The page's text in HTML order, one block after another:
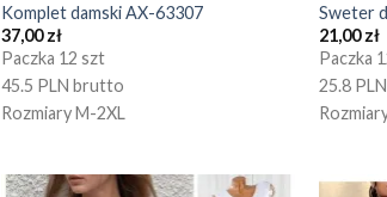
Komplet damski AX-63307
37,00zł
Paczka 12 szt
45.5 PLN brutto
Rozmiary M-2XL
Sweter
21,00zł
Paczka
25.8